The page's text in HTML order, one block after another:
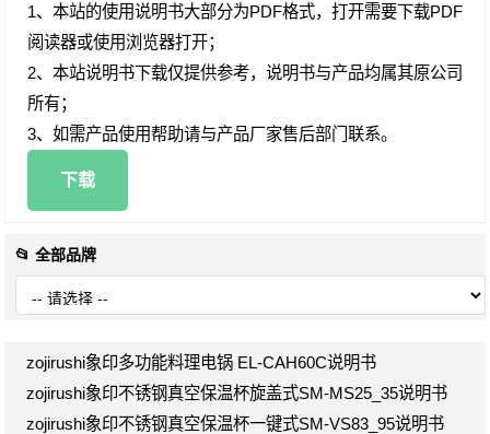
1、本站的使用说明书大部分为PDF格式，打开需要下载PDF
阅读器或使用浏览器打开；
2、本站说明书下载仅提供参考，说明书与产品均属其原公司
所有；
3、如需产品使用帮助请与产品厂家售后部门联系。
下载
📂 全部品牌
zojirushi象印多功能料理电锅 EL-CAH60C说明书
zojirushi象印不锈钢真空保温杯旋盖式SM-MS25_35说明书
zojirushi象印不锈钢真空保温杯一键式SM-VS83_95说明书